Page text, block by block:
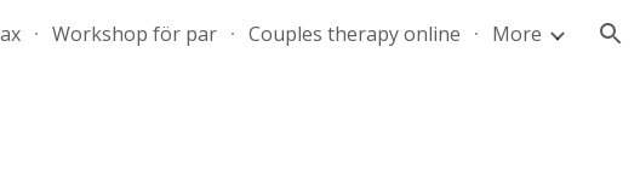
to navigation
Workshop för par Couples therapy online More